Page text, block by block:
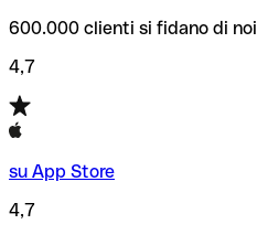
600.000 clienti si fidano di noi
4,7
su App Store
4,7